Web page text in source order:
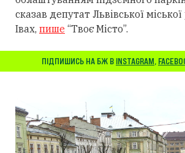
сказав депутат Львівської
Івах, пише “Твоє Місто”.
ПІДПИШИСЬ НА БЖ В INSTAGRAM,